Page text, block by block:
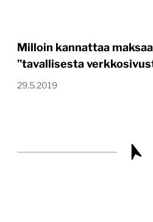
Milloin kannattaa
”tavallisesta
29.5.2019